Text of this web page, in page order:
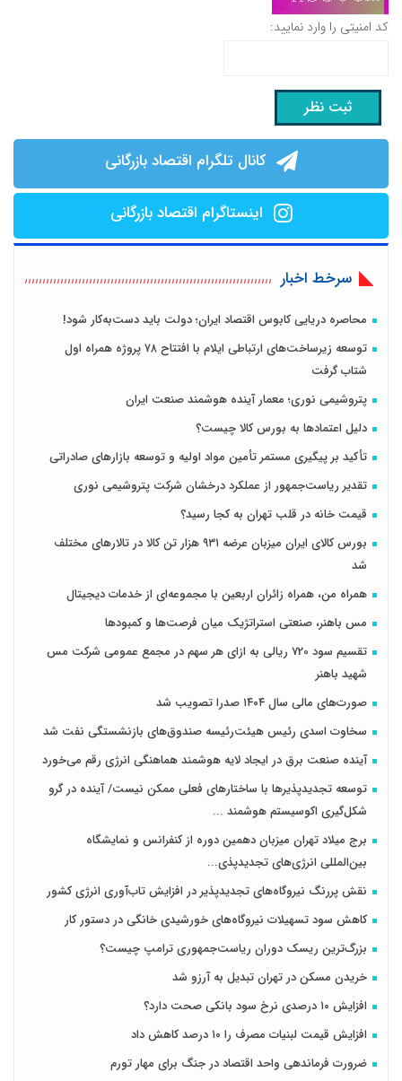
کد امنیتی را وارد نمایید:
کانال تلگرام اقتصاد بازرگانی
اینستاگرام اقتصاد بازرگانی
سرخط اخبار
محاصره دریایی کابوس اقتصاد ایران؛ دولت باید دست‌به‌کار شود!
توسعه زیرساخت‌های ارتباطی ایلام با افتتاح ۷۸ پروژه همراه اول
شتاب گرفت
پتروشیمی نوری؛ معمار آینده هوشمند صنعت ایران
دلیل اعتمادها به بورس کالا چیست؟
تأکید بر پیگیری مستمر تأمین مواد اولیه و توسعه بازارهای صادراتی
تقدیر ریاست‌جمهور از عملکرد درخشان شرکت پتروشیمی نوری
قیمت خانه در قلب تهران به کجا رسید؟
بورس کالای ایران میزبان عرضه ۹۳۱ هزار تن کالا در تالارهای مختلف
شد
همراه من، همراه زائران اربعین با مجموعه‌ای از خدمات دیجیتال
مس باهنر، صنعتی استراتژیک میان فرصت‌ها و کمبودها
تقسیم سود 720 ریالی به ازای هر سهم در مجمع عمومی شرکت مس
شهید باهنر
صورت‌های مالی سال ۱۴۰۴ صدرا تصویب شد
سخاوت اسدی رئیس هیئت‌رئیسه صندوق‌های بازنشستگی نفت شد
آینده صنعت برق در ایجاد لایه هوشمند هماهنگی انرژی رقم می‌خورد
توسعه تجدیدپذیرها با ساختارهای فعلی ممکن نیست/ آینده در گرو
شکل‌گیری اکوسیستم هوشمند ...
برج میلاد تهران میزبان دهمین دوره از کنفرانس و نمایشگاه
بین‌المللی انرژی‌های تجدیدپذی...
نقش پررنگ نیروگاه‌های تجدیدپذیر در افزایش تاب‌آوری انرژی کشور
کاهش سود تسهیلات نیروگاه‌های خورشیدی خانگی در دستور کار
بزرگ‌ترین ریسک دوران ریاست‌جمهوری ترامپ چیست؟
خریدن مسکن در تهران تبدیل به آرزو شد
افزایش ۱۰ درصدی نرخ سود بانکی صحت دارد؟
افزایش قیمت لبنیات مصرف را ۱۰ درصد کاهش داد
ضرورت فرماندهی واحد اقتصاد در جنگ برای مهار تورم